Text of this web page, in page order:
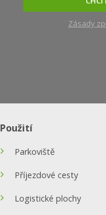
Zásady
Použití
Parkoviště
Příjezdové cesty
Logistické plochy